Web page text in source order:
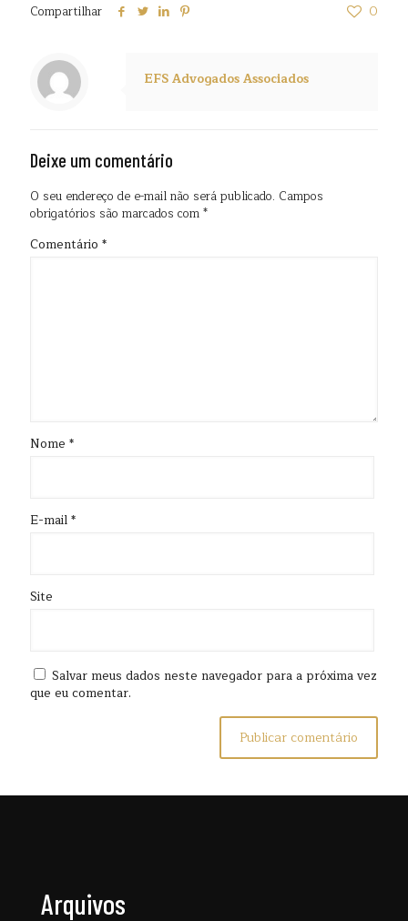
Compartilhar 0
EFS Advogados Associados
Deixe um comentário
O seu endereço de e-mail não será publicado. Campos
obrigatórios são marcados com*
Comentário *
Nome *
E-mail*
Site
Salvar meus dados neste navegador para a próxima vez
que eu comentar.
Arquivos